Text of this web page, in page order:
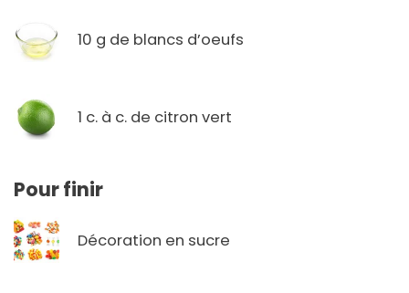
10 g de blancs d’oeufs
1 c. à c. de citron vert
Pour finir
Décoration en sucre